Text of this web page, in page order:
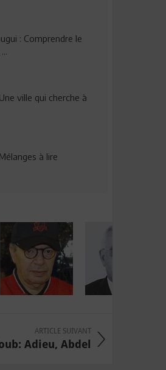
: Comprendre le
ville qui cherche à
à lire
ARTICLE SUIVANT
Adieu, Abdel